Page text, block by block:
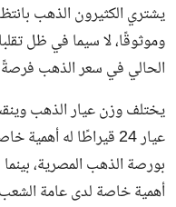
يشتري الكثيرون الذهب
وموثوقًا، لا سيما في ظل
الحالي في سعر الذهب فرصةً
يختلف وزن عيار الذهب
عيار 24 قيراطًا له
أهمية خاصة لدى عامة